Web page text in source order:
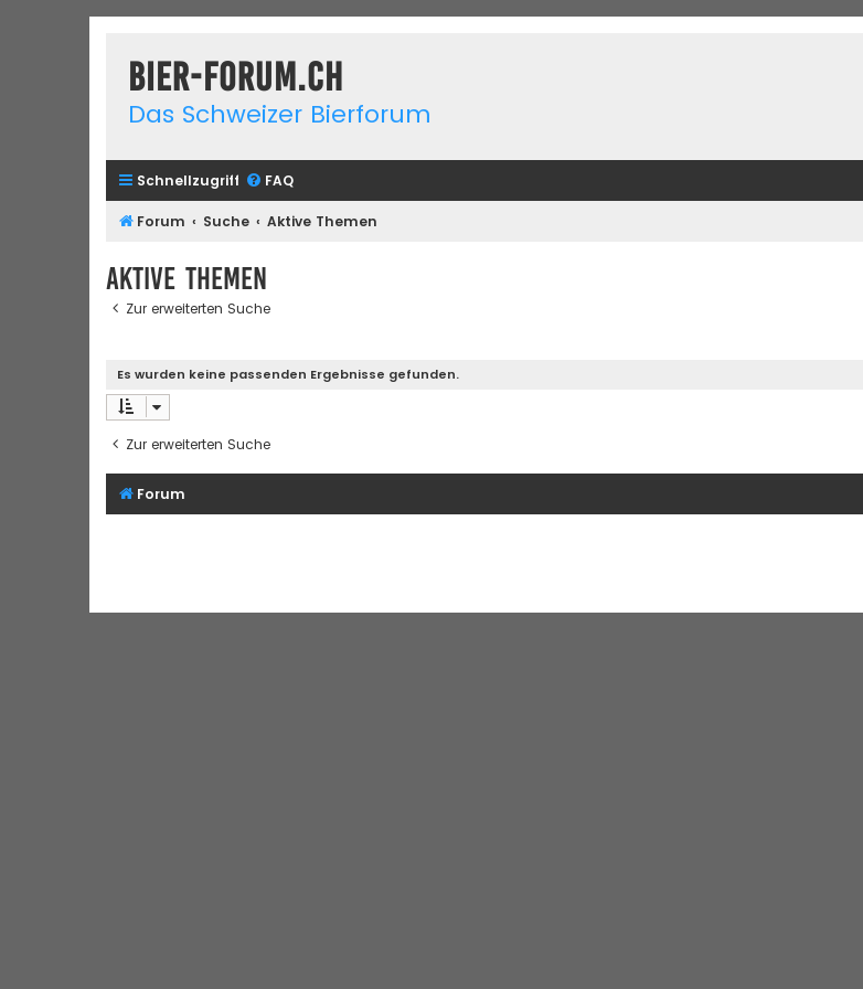
Bier-Forum.ch
Das Schweizer Bierforum
Schnellzugriff FAQ
Forum Suche Aktive Themen
Aktive Themen
Zur erweiterten Suche
Es wurden keine passenden Ergebnisse gefunden.
Zur erweiterten Suche
Forum